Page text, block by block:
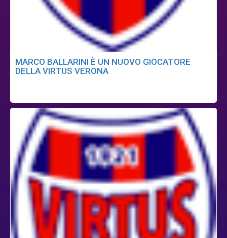
MARCO BALLARINI È UN NUOVO GIOCATORE
DELLA VIRTUS VERONA